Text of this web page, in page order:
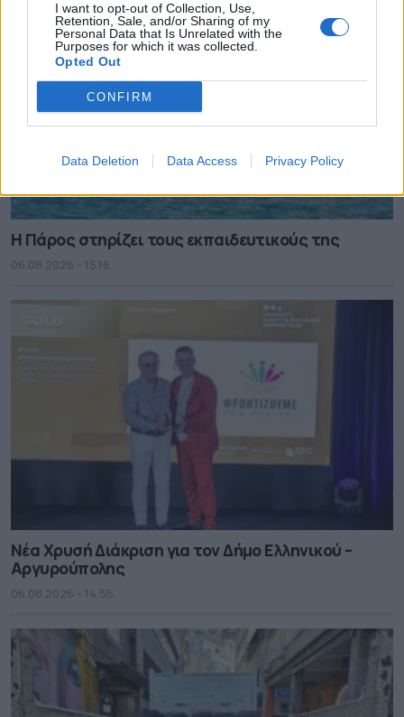
I want to opt-out of Collection, Use,
Retention, Sale, and/or Sharing of my
Personal Data that Is Unrelated with the
Purposes for which it was collected.
Opted Out
CONFIRM
Data Deletion Data Access Privacy Policy
Η Πάρος στηρίζει τους εκπαιδευτικούς της
06.08.2026 - 15.16
Νέα Χρυσή Διάκριση για τον Δήμο Ελληνικού –
Αργυρούπολης
06.08.2026 - 14.55